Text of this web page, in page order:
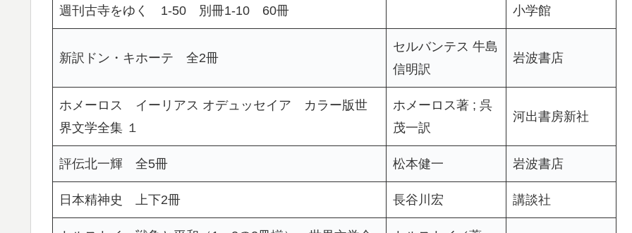
週刊古寺をゆく 1-50 別冊1-10 60冊 小学館
新訳ドン・キホーテ 全2冊
セルバンテス 牛島
信明訳
岩波書店
ホメーロス イーリアス オデュッセイア カラー版世
界文学全集 １
ホメーロス著 ; 呉
茂一訳
河出書房新社
評伝北一輝 全5冊 松本健一 岩波書店
日本精神史 上下2冊 長谷川宏 講談社